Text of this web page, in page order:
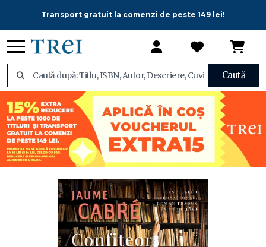
Transport gratuit la comenzi de peste 149 lei!
Caută